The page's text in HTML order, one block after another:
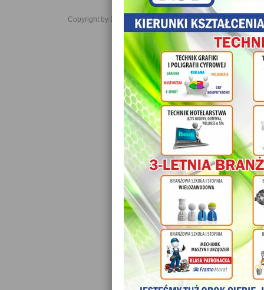
Copyright by Daniel JabĹoĹski 2006-2021. All rights